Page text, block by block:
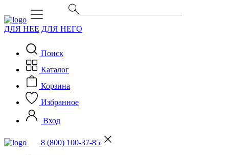
ДЛЯ НЕЕ ДЛЯ НЕГО
Поиск
Каталог
Корзина
Избранное
Вход
8 (800) 100-37-85